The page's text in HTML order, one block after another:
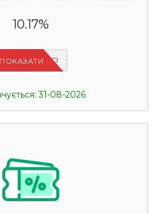
10.17%
IFPCFQQO
ПОКАЗАТИ
31-08-2026